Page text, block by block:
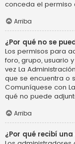
conceda el permiso
Arriba
¿Por qué no se
Los permisos para
foro, grupo, usuario
vez La
que se encuentra o
Comuníquese con
qué no puede
Arriba
¿Por qué recibí